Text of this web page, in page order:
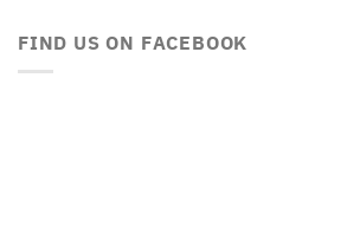
FIND US ON FACEBOOK